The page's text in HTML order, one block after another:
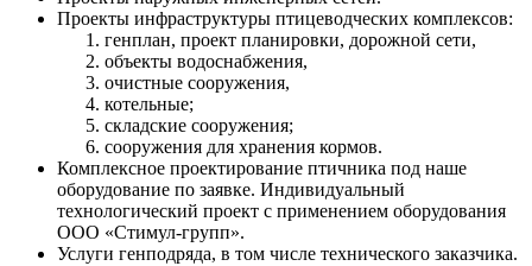
Проекты инфраструктуры птицеводческих комплексов:
генплан, проект планировки, дорожной сети,
объекты водоснабжения,
очистные сооружения,
котельные;
складские сооружения;
сооружения для хранения кормов.
Комплексное проектирование птичника под наше
оборудование по заявке. Индивидуальный
технологический проект с применением оборудования
ООО «Стимул-групп».
Услуги генподряда, в том числе технического заказчика.